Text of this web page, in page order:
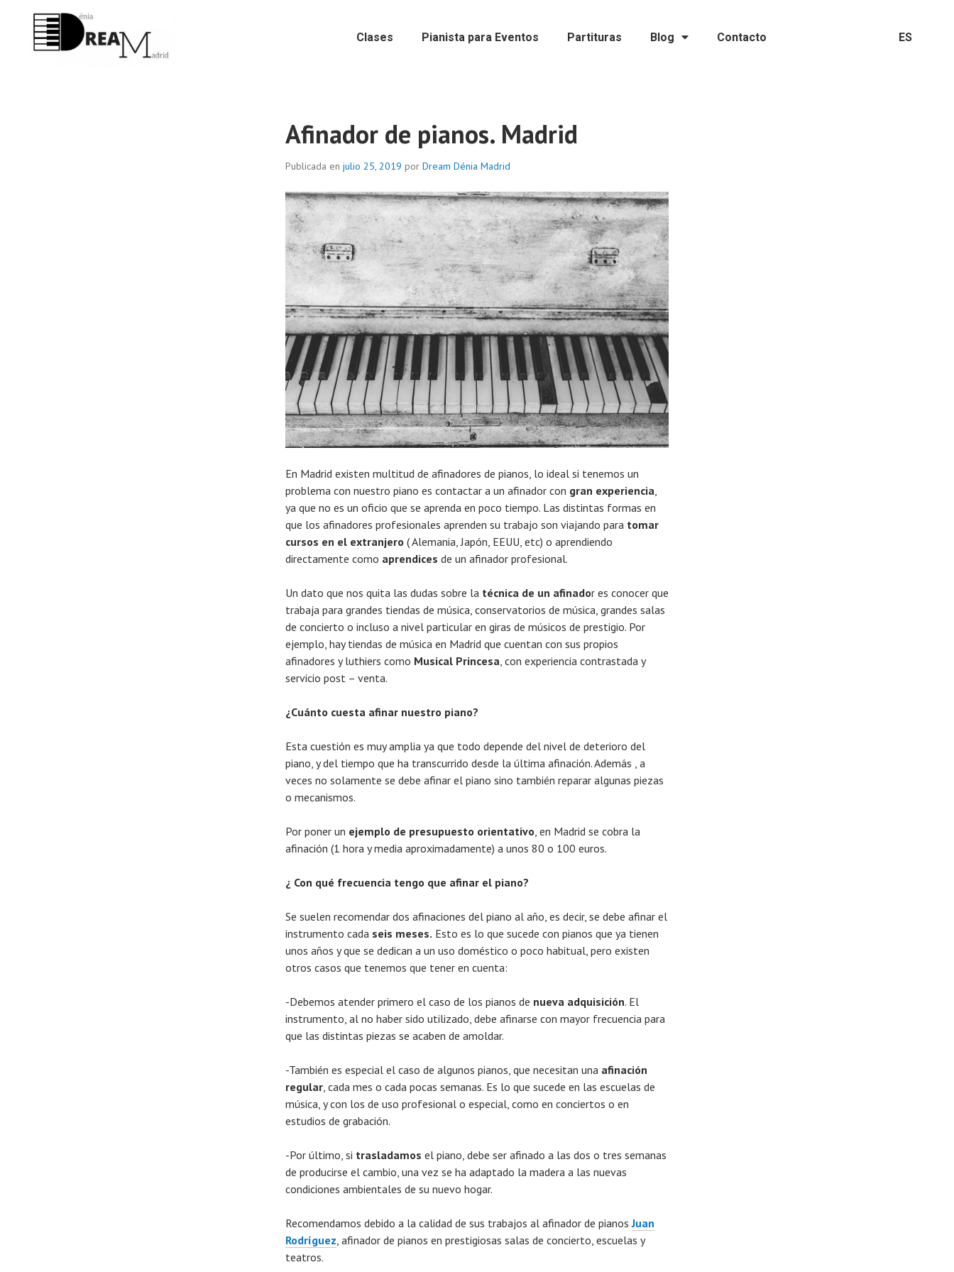
Clases Pianista para Eventos Partituras Blog Contacto ES
Afinador de pianos. Madrid
Publicada en julio 25, 2019 por Dream Dénia Madrid
En Madrid existen multitud de afinadores de pianos, lo ideal si tenemos un
problema con nuestro piano es contactar a un afinador con gran experiencia,
ya que no es un oficio que se aprenda en poco tiempo. Las distintas formas en
que los afinadores profesionales aprenden su trabajo son viajando para tomar
cursos en el extranjero ( Alemania, Japón, EEUU, etc) o aprendiendo
directamente como aprendices de un afinador profesional.
Un dato que nos quita las dudas sobre la técnica de un afinador es conocer que
trabaja para grandes tiendas de música, conservatorios de música, grandes salas
de concierto o incluso a nivel particular en giras de músicos de prestigio. Por
ejemplo, hay tiendas de música en Madrid que cuentan con sus propios
afinadores y luthiers como Musical Princesa, con experiencia contrastada y
servicio post – venta.
¿Cuánto cuesta afinar nuestro piano?
Esta cuestión es muy amplia ya que todo depende del nivel de deterioro del
piano, y del tiempo que ha transcurrido desde la última afinación. Además , a
veces no solamente se debe afinar el piano sino también reparar algunas piezas
o mecanismos.
Por poner un ejemplo de presupuesto orientativo, en Madrid se cobra la
afinación (1 hora y media aproximadamente) a unos 80 o 100 euros.
¿ Con qué frecuencia tengo que afinar el piano?
Se suelen recomendar dos afinaciones del piano al año, es decir, se debe afinar el
instrumento cada seis meses. Esto es lo que sucede con pianos que ya tienen
unos años y que se dedican a un uso doméstico o poco habitual, pero existen
otros casos que tenemos que tener en cuenta:
-Debemos atender primero el caso de los pianos de nueva adquisición. El
instrumento, al no haber sido utilizado, debe afinarse con mayor frecuencia para
que las distintas piezas se acaben de amoldar.
-También es especial el caso de algunos pianos, que necesitan una afinación
regular, cada mes o cada pocas semanas. Es lo que sucede en las escuelas de
música, y con los de uso profesional o especial, como en conciertos o en
estudios de grabación.
-Por último, si trasladamos el piano, debe ser afinado a las dos o tres semanas
de producirse el cambio, una vez se ha adaptado la madera a las nuevas
condiciones ambientales de su nuevo hogar.
Recomendamos debido a la calidad de sus trabajos al afinador de pianosJuan
Rodríguez, afinador de pianos en prestigiosas salas de concierto, escuelas y
teatros.